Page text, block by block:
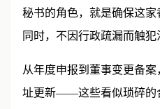
秘书的角色，就是确保这
同时，不因行政疏漏而触犯
从年度申报到董事变更备
址更新——这些看似琐碎的